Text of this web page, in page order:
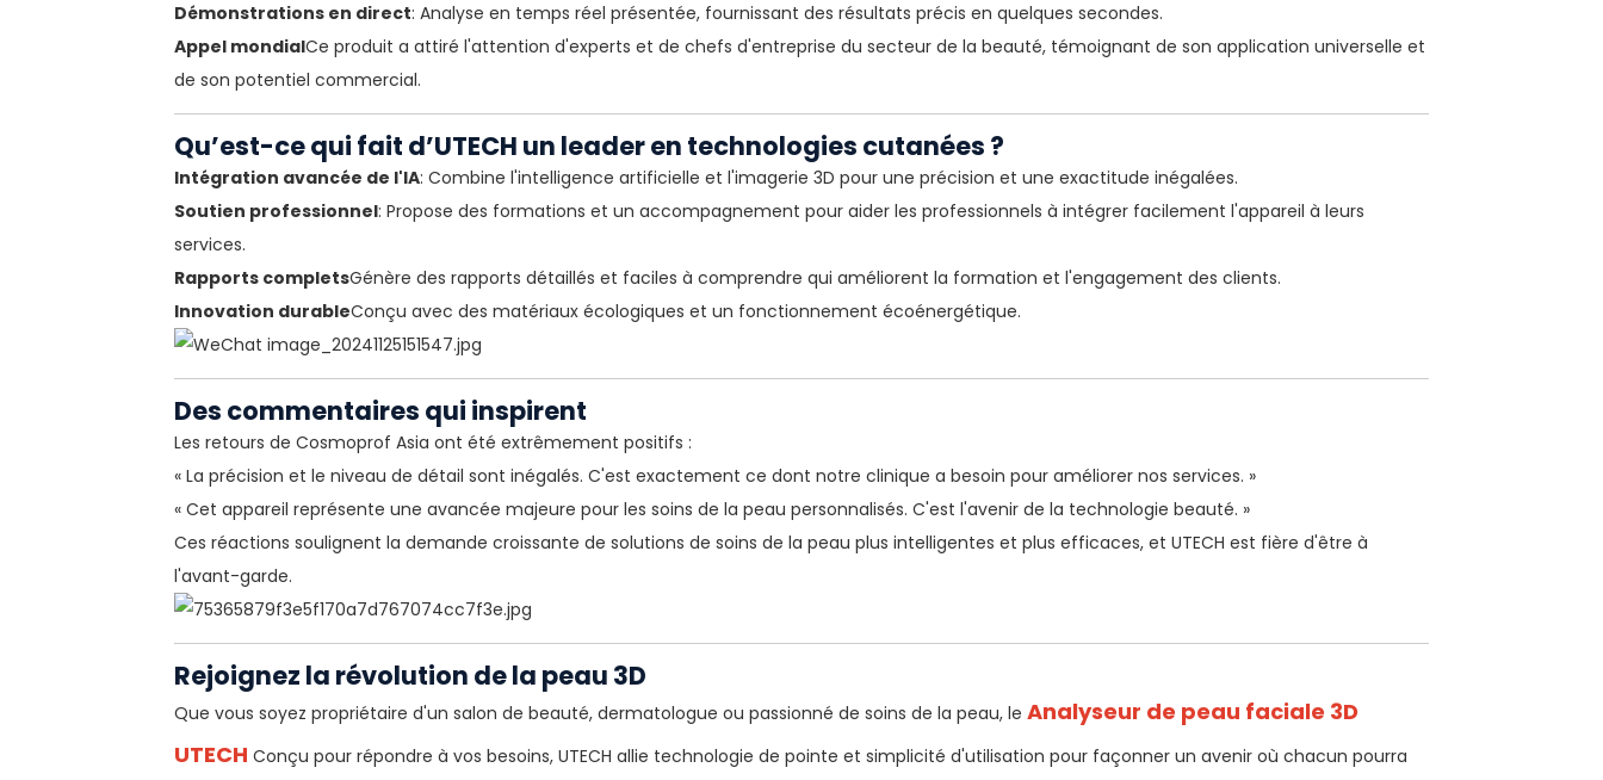
Démonstrations en direct: Analyse en temps réel présentée, fournissant des résultats précis en quelques secondes.
Appel mondialCe produit a attiré l'attention d'experts et de chefs d'entreprise du secteur de la beauté, témoignant de son application universelle et
de son potentiel commercial.
Qu’est-ce qui fait d’UTECH un leader en technologies cutanées ?
Intégration avancée de l'IA: Combine l'intelligence artificielle et l'imagerie 3D pour une précision et une exactitude inégalées.
Soutien professionnel: Propose des formations et un accompagnement pour aider les professionnels à intégrer facilement l'appareil à leurs
services.
Rapports completsGénère des rapports détaillés et faciles à comprendre qui améliorent la formation et l'engagement des clients.
Innovation durableConçu avec des matériaux écologiques et un fonctionnement écoénergétique.
Des commentaires qui inspirent
Les retours de Cosmoprof Asia ont été extrêmement positifs :
« La précision et le niveau de détail sont inégalés. C'est exactement ce dont notre clinique a besoin pour améliorer nos services. »
« Cet appareil représente une avancée majeure pour les soins de la peau personnalisés. C'est l'avenir de la technologie beauté. »
Ces réactions soulignent la demande croissante de solutions de soins de la peau plus intelligentes et plus efficaces, et UTECH est fière d'être à
l'avant-garde.
Rejoignez la révolution de la peau 3D
Que vous soyez propriétaire d'un salon de beauté, dermatologue ou passionné de soins de la peau, le Analyseur de peau faciale 3D
UTECH Conçu pour répondre à vos besoins, UTECH allie technologie de pointe et simplicité d'utilisation pour façonner un avenir où chacun pourra